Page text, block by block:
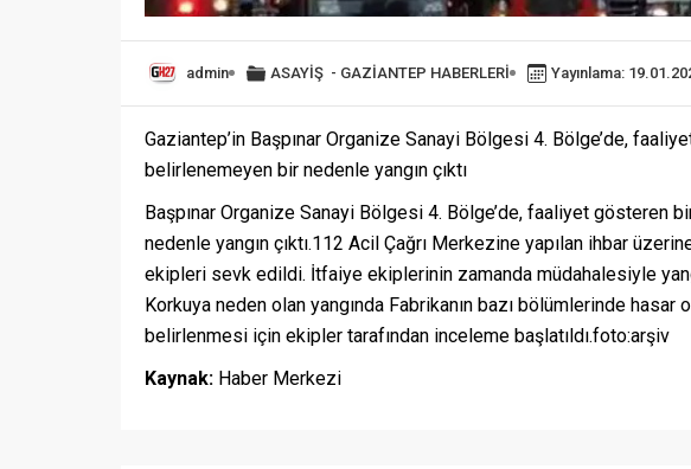
admin ASAYİŞ - GAZİANTEP HABERLERİ Yayınlama:
Gaziantep’in Başpınar Organize Sanayi Bölgesi 4. Bölge’de,
belirlenemeyen bir nedenle yangın çıktı
Başpınar Organize Sanayi Bölgesi 4. Bölge’de, faaliyet gösteren
nedenle yangın çıktı.112 Acil Çağrı Merkezine yapılan ihbar
ekipleri sevk edildi. İtfaiye ekiplerinin zamanda müdahalesiyle
Korkuya neden olan yangında Fabrikanın bazı bölümlerinde hasar
belirlenmesi için ekipler tarafından inceleme başlatıldı.foto:arşiv
Kaynak: Haber Merkezi